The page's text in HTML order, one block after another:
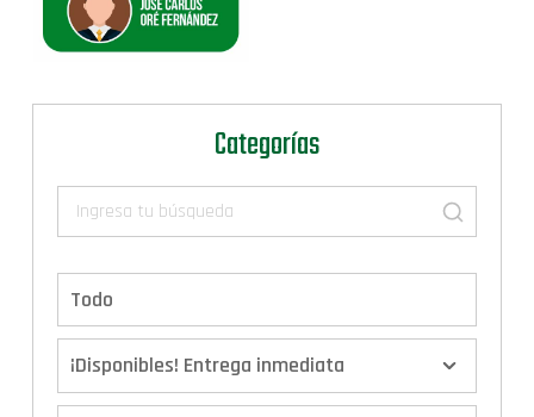
Categorías
Todo
¡Disponibles! Entrega inmediata